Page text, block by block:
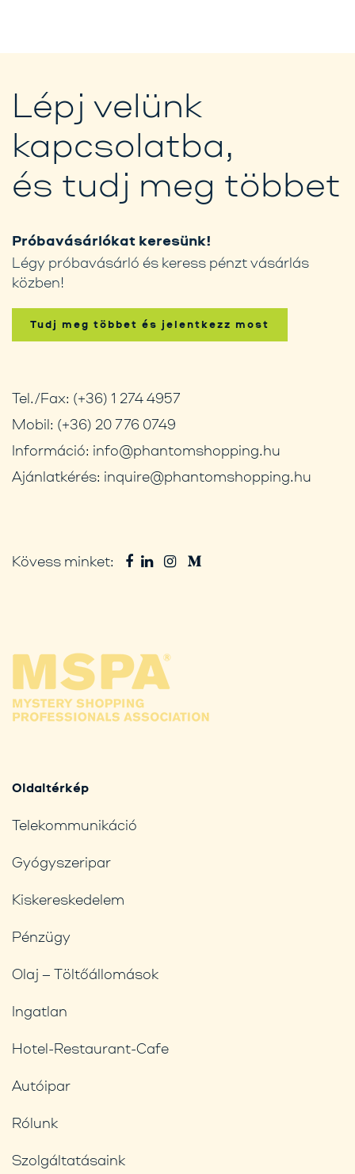
Lépj velünk
kapcsolatba,
és tudj meg többet
Próbavásárlókat keresünk!
Légy próbavásárló és keress pénzt vásárlás
közben!
Tudj meg többet és jelentkezz most
Tel./Fax: (+36) 1 274 4957
Mobil: (+36) 20 776 0749
Információ: info@phantomshopping.hu
Ajánlatkérés: inquire@phantomshopping.hu
Kövess minket:
Oldaltérkép
Telekommunikáció
Gyógyszeripar
Kiskereskedelem
Pénzügy
Olaj – Töltőállomások
Ingatlan
Hotel-Restaurant-Cafe
Autóipar
Rólunk
Szolgáltatásaink